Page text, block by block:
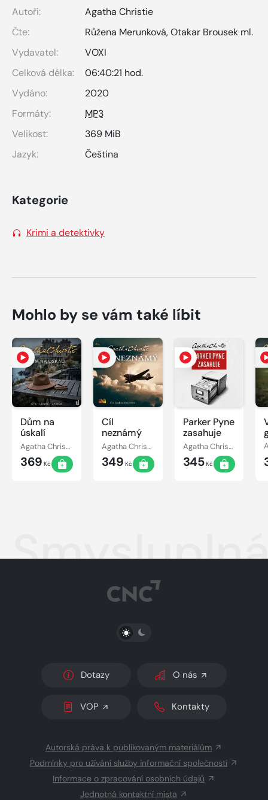
Autoři:
Agatha Christie
Čte:
Růžena Merunková,Otakar Brousek ml.
Vydavatel:
VOXI
Celková délka:
06:40:21 hod.
Vydáno:
2020
Formáty:
MP3
Velikost:
369 MiB
Jazyk:
Čeština
Kategorie
Krimi a detektivky
Mohlo by se vám také líbit
Dům na
úskalí
Agatha Christie
369 Kč
Cíl
neznámý
Agatha Christie
349 Kč
Parker Pyne
zasahuje
Agatha Christie
345Kč
PŘEPNOUT SVĚTLÝ/TMAVÝ REŽIM
Dotazy O nás
VOP Kontakty
Autorská práva k publikovaným materiálům
Podmínky pro užívání služby informační společnosti
Informace o zpracování osobních údajů
Jednotná kontaktní místa